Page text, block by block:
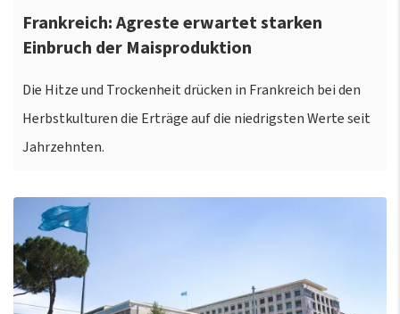
Frankreich: Agreste erwartet starken
Einbruch der Maisproduktion
Die Hitze und Trockenheit drücken in Frankreich bei den
Herbstkulturen die Erträge auf die niedrigsten Werte seit
Jahrzehnten.